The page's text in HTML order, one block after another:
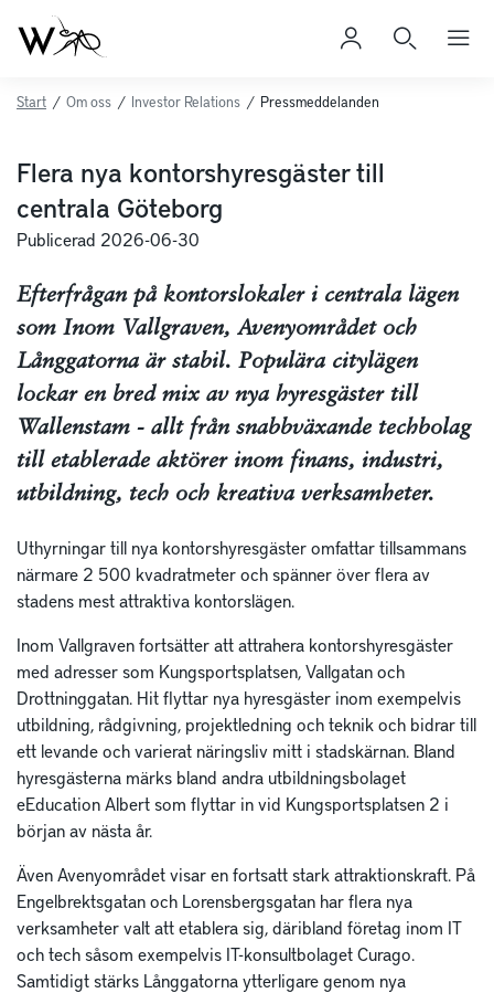
Start / Om oss / Investor Relations / Pressmeddelanden
Flera nya kontorshyresgäster till
centrala Göteborg
Publicerad 2026-06-30
Efterfrågan på kontorslokaler i centrala lägen
som Inom Vallgraven, Avenyområdet och
Långgatorna är stabil. Populära citylägen
lockar en bred mix av nya hyresgäster till
Wallenstam - allt från snabbväxande techbolag
till etablerade aktörer inom finans, industri,
utbildning, tech och kreativa verksamheter.
Uthyrningar till nya kontorshyresgäster omfattar tillsammans
närmare 2 500 kvadratmeter och spänner över flera av
stadens mest attraktiva kontorslägen.
Inom Vallgraven fortsätter att attrahera kontorshyresgäster
med adresser som Kungsportsplatsen, Vallgatan och
Drottninggatan. Hit flyttar nya hyresgäster inom exempelvis
utbildning, rådgivning, projektledning och teknik och bidrar till
ett levande och varierat näringsliv mitt i stadskärnan. Bland
hyresgästerna märks bland andra utbildningsbolaget
eEducation Albert som flyttar in vid Kungsportsplatsen 2 i
början av nästa år.
Även Avenyområdet visar en fortsatt stark attraktionskraft. På
Engelbrektsgatan och Lorensbergsgatan har flera nya
verksamheter valt att etablera sig, däribland företag inom IT
och tech såsom exempelvis IT-konsultbolaget Curago.
Samtidigt stärks Långgatorna ytterligare genom nya